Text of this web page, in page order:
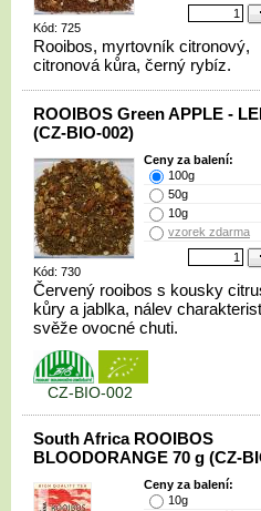
Kód: 725
Rooibos, myrtovník citronový,
citronová kůra, černý rybíz.
ROOIBOS Green APPLE -
(CZ-BIO-002)
Kód: 730
Ceny za balení:
100g
50g
10g
vzorek zdarma
Červený rooibos s kousky
kůry a jablka, nálev
svěže ovocné chuti.
CZ-BIO-002
South Africa ROOIBOS
BLOODORANGE 70 g (CZ-
Ceny za balení:
10g